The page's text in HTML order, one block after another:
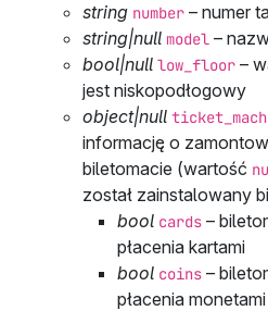
string number – numer
string|null model –
bool|null low_floor –
jest niskopodłogowy
object|null
informację o
biletomacie (wartość
został zainstalowany
bool cards –
płacenia kartami
bool coins –
płacenia monetami